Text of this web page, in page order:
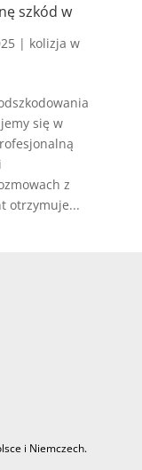
szkód w
| kolizja w
się w
z
otrzymuje...
i Niemczech.